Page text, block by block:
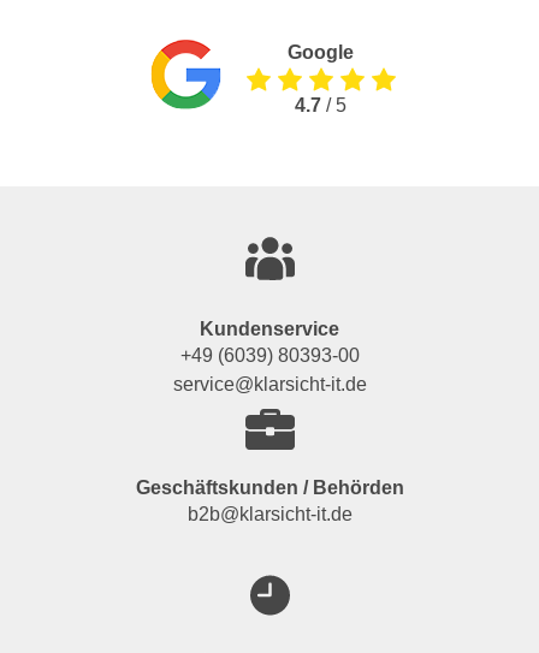
Google
4.7 / 5
Kundenservice
+49 (6039) 80393-00
service@klarsicht-it.de
Geschäftskunden / Behörden
b2b@klarsicht-it.de